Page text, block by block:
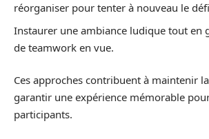
réorganiser pour tenter à nouveau le
Instaurer une ambiance ludique tout en
de teamwork en vue.
Ces approches contribuent à maintenir
garantir une expérience mémorable
participants.